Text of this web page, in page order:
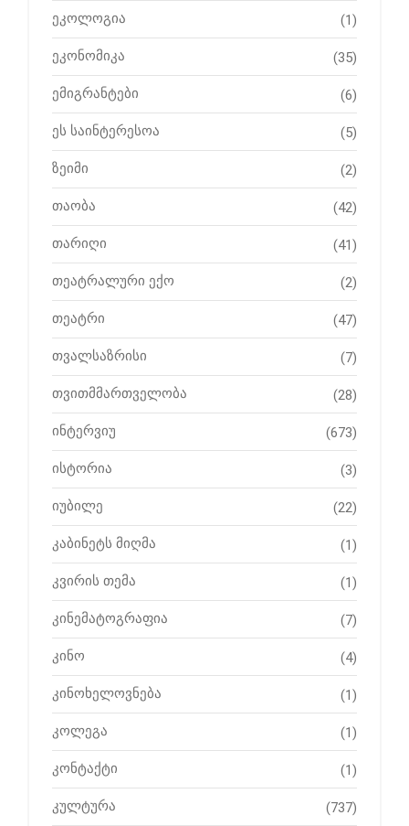
ეკოლოგია (1)
ეკონომიკა (35)
ემიგრანტები (6)
ეს საინტერესოა (5)
ზეიმი (2)
თაობა (42)
თარიღი (41)
თეატრალური ექო (2)
თეატრი (47)
თვალსაზრისი (7)
თვითმმართველობა (28)
ინტერვიუ (673)
ისტორია (3)
იუბილე (22)
კაბინეტს მიღმა (1)
კვირის თემა (1)
კინემატოგრაფია (7)
კინო (4)
კინოხელოვნება (1)
კოლეგა (1)
კონტაქტი (1)
კულტურა (737)